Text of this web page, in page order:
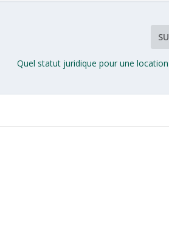
Quel statut juridique pour une